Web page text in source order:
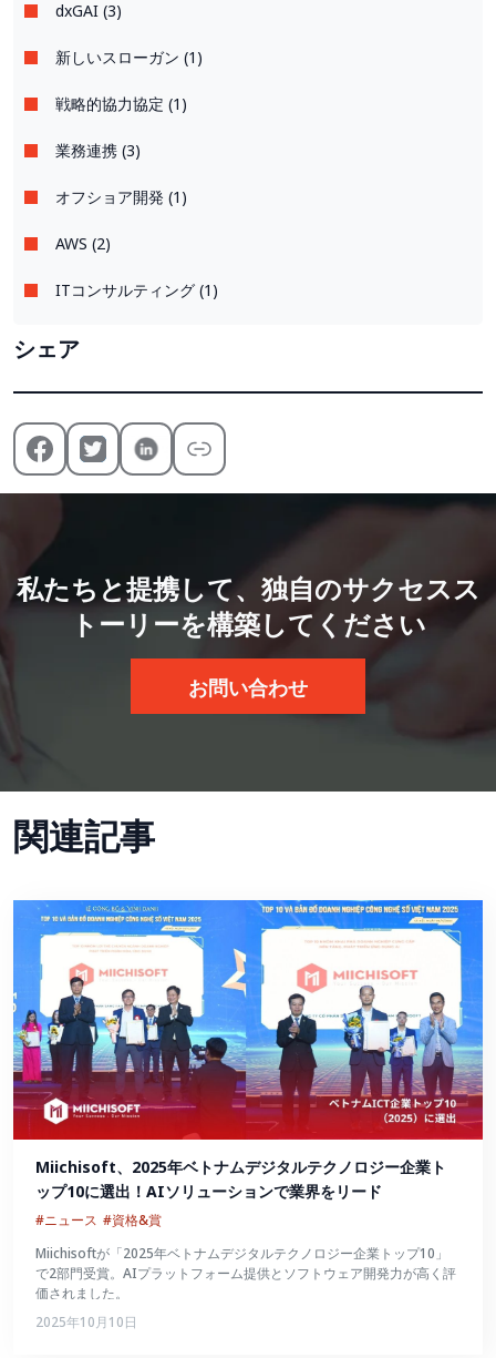
dxGAI (3)
新しいスローガン (1)
戦略的協力協定 (1)
業務連携 (3)
オフショア開発 (1)
AWS (2)
ITコンサルティング (1)
シェア
私たちと提携して、独自のサクセスス
トーリーを構築してください
お問い合わせ
関連記事
Miichisoft、2025年ベトナムデジタルテクノロジー企業ト
ップ10に選出！AIソリューションで業界をリード
#ニュース #資格&賞
Miichisoftが「2025年ベトナムデジタルテクノロジー企業トップ10」
で2部門受賞。AIプラットフォーム提供とソフトウェア開発力が高く評
価されました。
2025年10月10日